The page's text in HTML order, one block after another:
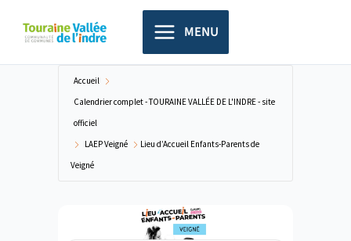
principal
MENU
Accueil
Calendrier complet - TOURAINE VALLÉE DE L'INDRE - site
officiel
LAEP Veigné
Lieu d’Accueil Enfants-Parents de
Veigné